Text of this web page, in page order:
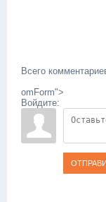
Всего
omForm">
Войдите: